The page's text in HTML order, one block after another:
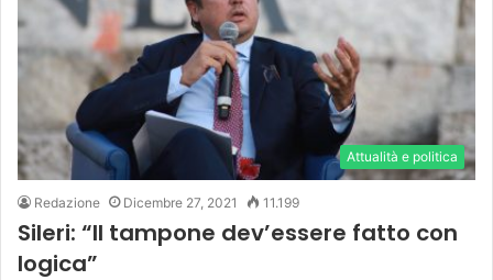
Attualità e politica
Redazione Dicembre 27, 2021 11.199
Sileri: “Il tampone dev’essere fatto con
logica”